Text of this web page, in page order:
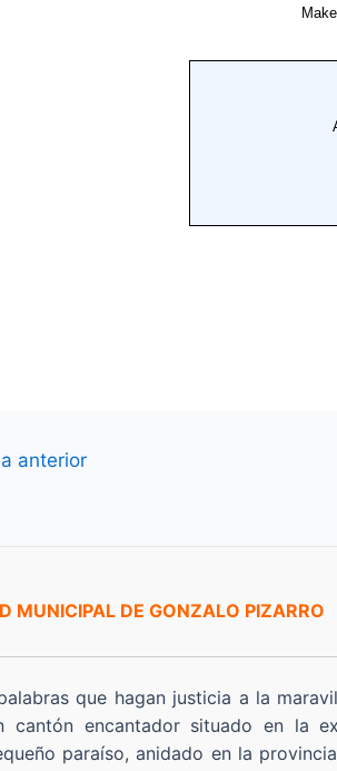
anterior
MUNICIPAL DE GONZALO PIZARRO
que hagan justicia a la
cantón encantador situado en la
paraíso, anidado en la